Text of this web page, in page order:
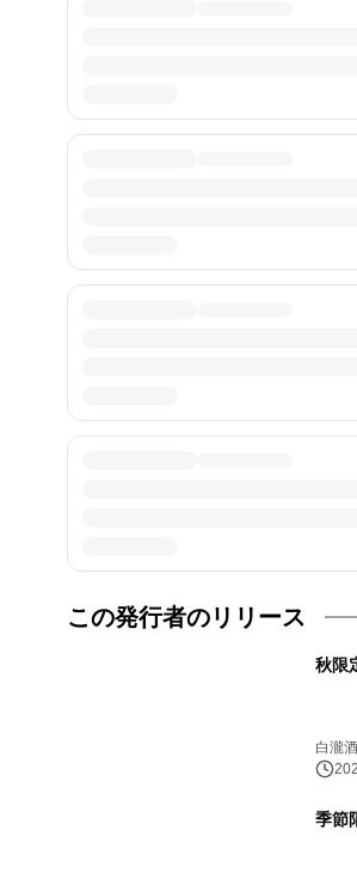
この発行者のリリース
秋限
白瀧
季節